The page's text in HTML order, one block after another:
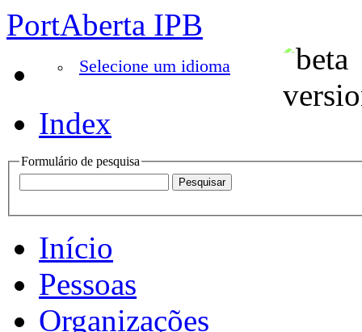
PortAberta IPB
Selecione um idioma
Index
Formulário de pesquisa
Início
Pessoas
Organizações